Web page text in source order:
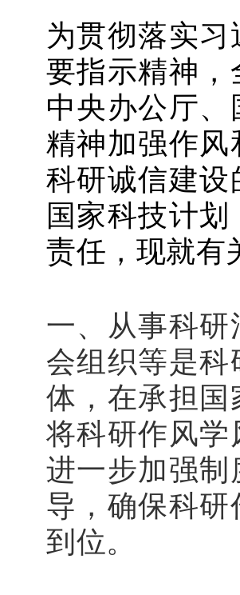
为贯彻落实
要指示精神
中央办公厅
精神加强作
科研诚信建
国家科技计
责任，现就
一、从事科
会组织等是
体，在承担
将科研作风
进一步加强
导，确保科
到位。